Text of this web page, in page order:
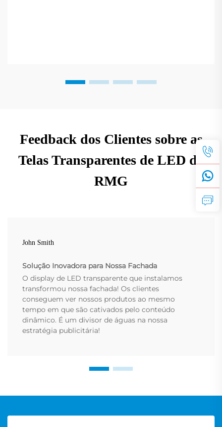
Feedback dos Clientes sobre as
Telas Transparentes de LED da
RMG
John Smith
Solução Inovadora para Nossa Fachada
O display de LED transparente que instalamos
transformou nossa fachada! Os clientes
conseguem ver nossos produtos ao mesmo
tempo em que são cativados pelo conteúdo
dinâmico. É um divisor de águas na nossa
estratégia publicitária!